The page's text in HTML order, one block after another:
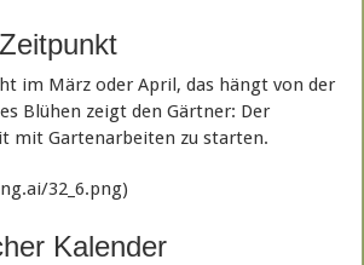
im März oder April, das hängt von der
Blühen zeigt den Gärtner: Der
mit Gartenarbeiten zu starten.
32_6.png)
Kalender